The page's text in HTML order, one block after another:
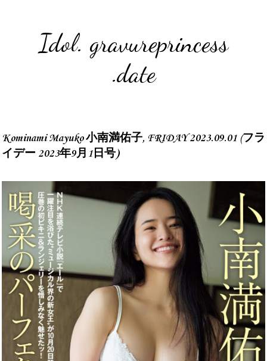
Idol. gravureprincess
.date
Kominami Mayuko 小南満佑子, FRIDAY 2023.09.01 (フラ
イデー 2023年9月1日号)